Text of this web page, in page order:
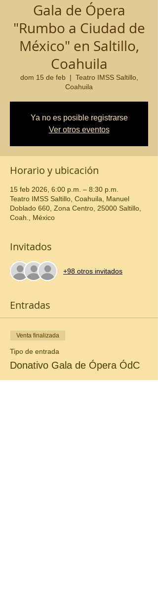
Gala de Ópera
"Rumbo a Ciudad de
México" en Saltillo,
Coahuila
dom 15 de feb
  |
Teatro IMSS Saltillo,
Coahuila
Ya no es posible registrarse
Ver otros eventos
Horario y ubicación
15 feb 2026, 6:00 p.m. – 8:30 p.m.
Teatro IMSS Saltillo, Coahuila, Manuel
Doblado 660, Zona Centro, 25000 Saltillo,
Coah., México
Invitados
+98 otros invitados
Entradas
Venta finalizada
Tipo de entrada
Donativo Gala de Ópera ÓdC